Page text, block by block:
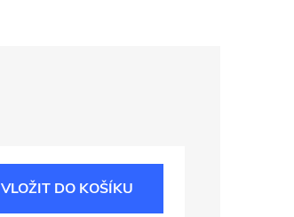
VLOŽIT DO KOŠÍKU